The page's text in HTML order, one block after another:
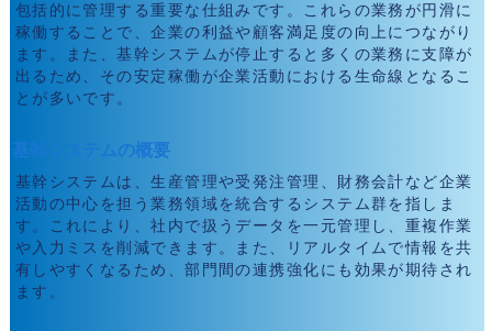
包括的に管理する重要な仕組みです。これらの業務が円滑に
稼働することで、企業の利益や顧客満足度の向上につながり
ます。また、基幹システムが停止すると多くの業務に支障が
出るため、その安定稼働が企業活動における生命線となるこ
とが多いです。
基幹システムの概要
基幹システムは、生産管理や受発注管理、財務会計など企業
活動の中心を担う業務領域を統合するシステム群を指しま
す。これにより、社内で扱うデータを一元管理し、重複作業
や入力ミスを削減できます。また、リアルタイムで情報を共
有しやすくなるため、部門間の連携強化にも効果が期待され
ます。